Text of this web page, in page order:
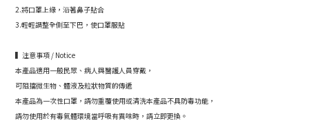
2.將口罩上緣，沿著鼻子貼合
3.輕輕調整全側至下巴，使口罩服貼
▍注意事項 / Notice
本產品適用一般民眾、病人與醫護人員穿戴，
可阻擋微生物、體液及粒狀物質的傳遞
本產品為一次性口罩，請勿重覆使用或清洗本產品不具防毒功能，
請勿使用於有毒氣體環境當呼吸有異味時，請立即更換。